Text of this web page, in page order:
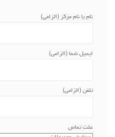
نام یا نام مرکز (الزامی)
ایمیل شما (الزامی)
تلفن (الزامی)
علت تماس